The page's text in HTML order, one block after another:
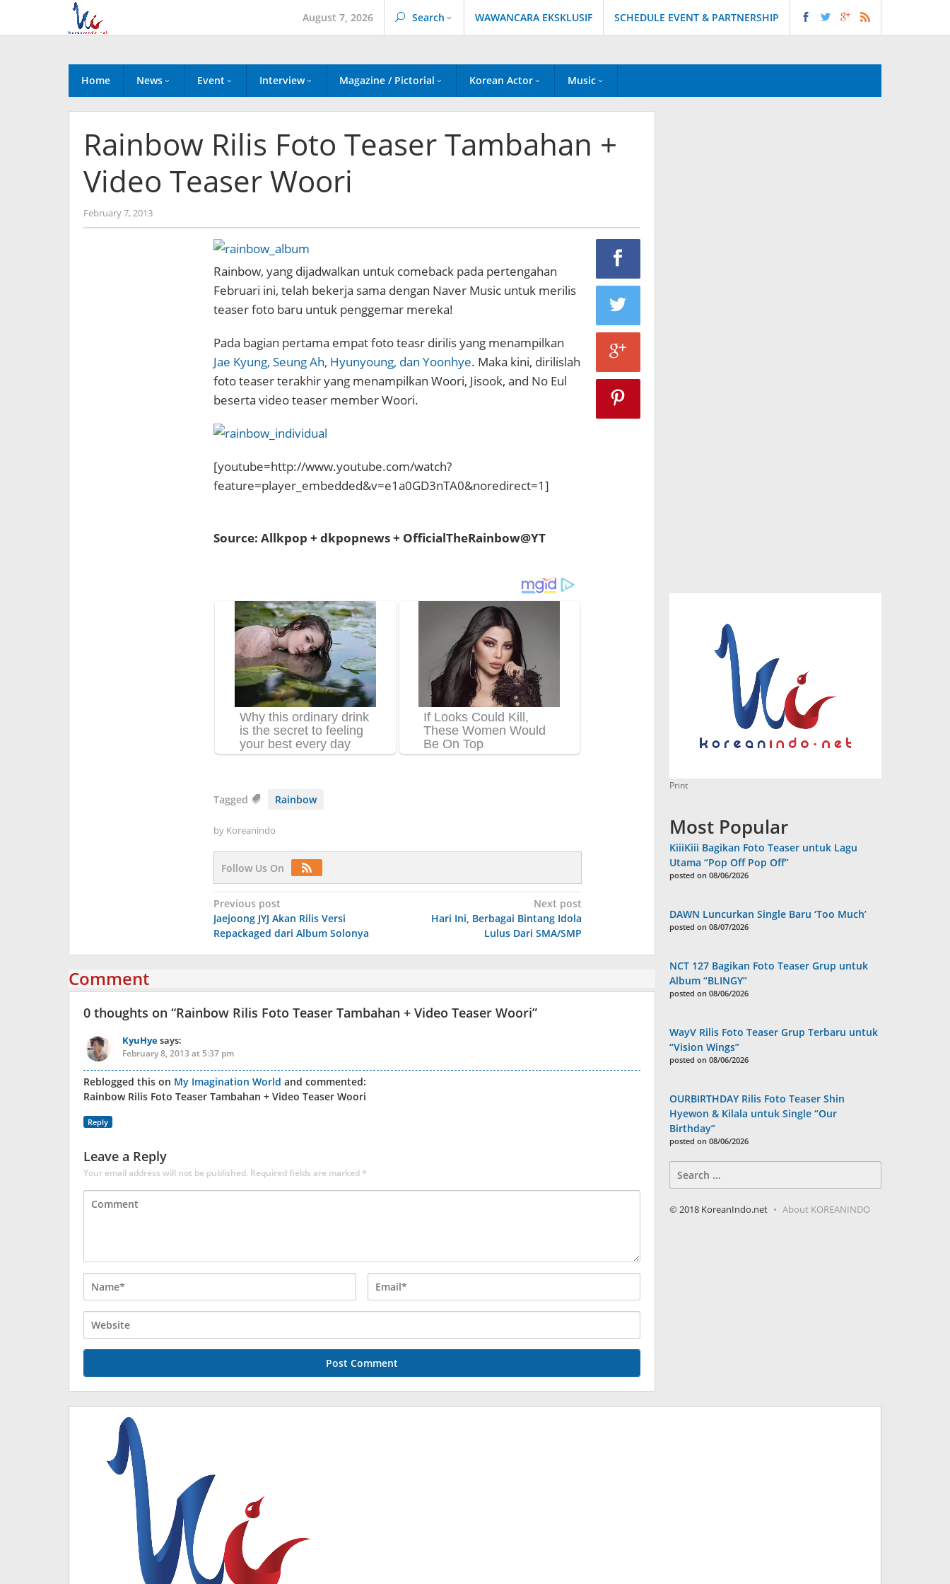
content
August 7, 2026 Search WAWANCARA EKSKLUSIF SCHEDULE EVENT & PARTNERSHIP
Home News Event Interview Magazine / Pictorial Korean Actor Music
Rainbow Rilis Foto Teaser Tambahan +
Video Teaser Woori
February 7, 2013by
Koreanindo
Rainbow, yang dijadwalkan untuk comeback pada pertengahan
Februari ini, telah bekerja sama dengan Naver Music untuk merilis
teaser foto baru untuk penggemar mereka!
Pada bagian pertama empat foto teasr dirilis yang menampilkan
Jae Kyung, Seung Ah, Hyunyoung, dan Yoonhye. Maka kini, dirilislah
foto teaser terakhir yang menampilkan Woori, Jisook, and No Eul
beserta video teaser member Woori.
[youtube=http://www.youtube.com/watch?
feature=player_embedded&v=e1a0GD3nTA0&noredirect=1]
Source: Allkpop + dkpopnews + OfficialTheRainbow@YT
Tagged Rainbow
by Koreanindo
Follow Us On
Post
navigation
Previous post
Jaejoong JYJ Akan Rilis Versi
Repackaged dari Album Solonya
Next post
Hari Ini, Berbagai Bintang Idola
Lulus Dari SMA/SMP
Comment
0 thoughts on “Rainbow Rilis Foto Teaser Tambahan + Video Teaser Woori”
KyuHyesays:
February 8, 2013 at 5:37 pm
Reblogged this on My Imagination World and commented:
Rainbow Rilis Foto Teaser Tambahan + Video Teaser Woori
Reply
Leave a Reply
Your email address will not be published. Required fields are marked*
Print
Most Popular
KiiiKiii Bagikan Foto Teaser untuk Lagu
Utama “Pop Off Pop Off”
posted on 08/06/2026
DAWN Luncurkan Single Baru ‘Too Much’
posted on 08/07/2026
NCT 127 Bagikan Foto Teaser Grup untuk
Album “BLINGY”
posted on 08/06/2026
WayV Rilis Foto Teaser Grup Terbaru untuk
“Vision Wings”
posted on 08/06/2026
OURBIRTHDAY Rilis Foto Teaser Shin
Hyewon & Kilala untuk Single “Our
Birthday”
posted on 08/06/2026
for:
© 2018 KoreanIndo.net About KOREANINDO